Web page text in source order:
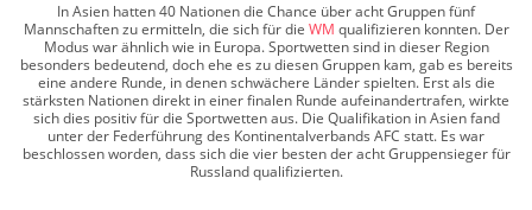
In Asien hatten 40 Nationen die Chance über acht Gruppen fünf
Mannschaften zu ermitteln, die sich für die WM qualifizieren konnten. Der
Modus war ähnlich wie in Europa. Sportwetten sind in dieser Region
besonders bedeutend, doch ehe es zu diesen Gruppen kam, gab es bereits
eine andere Runde, in denen schwächere Länder spielten. Erst als die
stärksten Nationen direkt in einer finalen Runde aufeinandertrafen, wirkte
sich dies positiv für die Sportwetten aus. Die Qualifikation in Asien fand
unter der Federführung des Kontinentalverbands AFC statt. Es war
beschlossen worden, dass sich die vier besten der acht Gruppensieger für
Russland qualifizierten.